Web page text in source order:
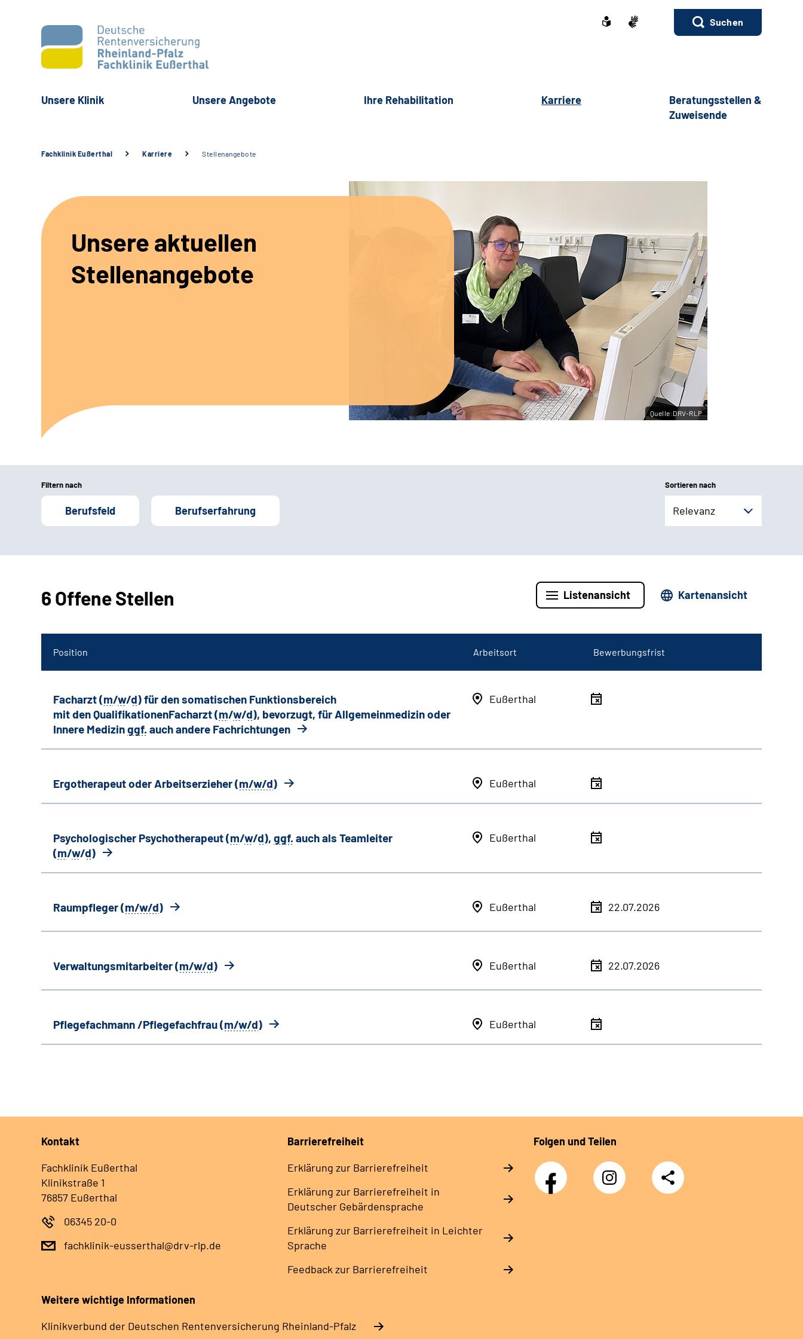
Suchen
Unsere Klinik Unsere Angebote Ihre Rehabilitation Karriere
Beratungsstellen &
Zuweisende
Fachklinik Eußerthal Karriere Stellenangebote
Unsere aktuellen
Stellenangebote
Quelle:DRV-RLP
Filtern nach
Berufsfeld Berufserfahrung
Sortieren nach
Relevanz
6 Offene Stellen Listenansicht Kartenansicht
Position Arbeitsort Bewerbungsfrist
Facharzt (m/w/d) für den somatischen Funktionsbereich
mit den QualifikationenFacharzt (m/w/d), bevorzugt, für Allgemeinmedizin oder
Innere Medizinggf. auch andere Fachrichtungen
Eußerthal
Ergotherapeut oder Arbeitserzieher (m/w/d) Eußerthal
Psychologischer Psychotherapeut (m/w/d), ggf. auch als Teamleiter
(m/w/d)
Eußerthal
Raumpfleger (m/w/d) Eußerthal 22.07.2026
Verwaltungsmitarbeiter (m/w/d) Eußerthal 22.07.2026
Pflegefachmann /Pflegefachfrau (m/w/d) Eußerthal
Kontakt
Fachklinik Eußerthal
Klinikstraße 1
76857 Eußerthal
06345 20-0
fachklinik-eusserthal@drv-rlp.de
Barrierefreiheit
Erklärung zur Barrierefreiheit
Erklärung zur Barrierefreiheit in
Deutscher Gebärdensprache
Erklärung zur Barrierefreiheit in Leichter
Sprache
Feedback zur Barrierefreiheit
Folgen und Teilen
Facebook
Instagram
DRV
Nachwuchskräfte
Teilen
Weitere wichtige Informationen
Klinikverbund der Deutschen Rentenversicherung Rheinland-Pfalz